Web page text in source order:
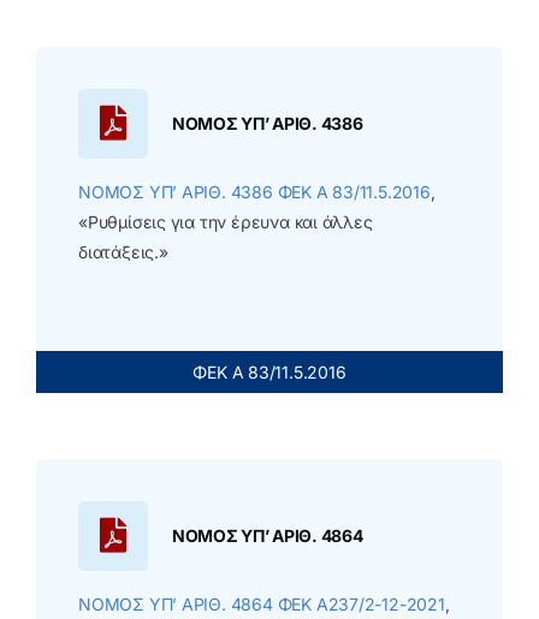
NOMOΣ ΥΠ’ ΑΡΙΘ. 4386
NOMOΣ ΥΠ’ ΑΡΙΘ. 4386 ΦΕΚ Α 83/11.5.2016,
«Ρυθμίσεις για την έρευνα και άλλες
διατάξεις.»
ΦΕΚ Α 83/11.5.2016
ΝΟΜΟΣ ΥΠ’ ΑΡΙΘ. 4864
ΝΟΜΟΣ ΥΠ’ ΑΡΙΘ. 4864 ΦΕΚ Α237/2-12-2021,